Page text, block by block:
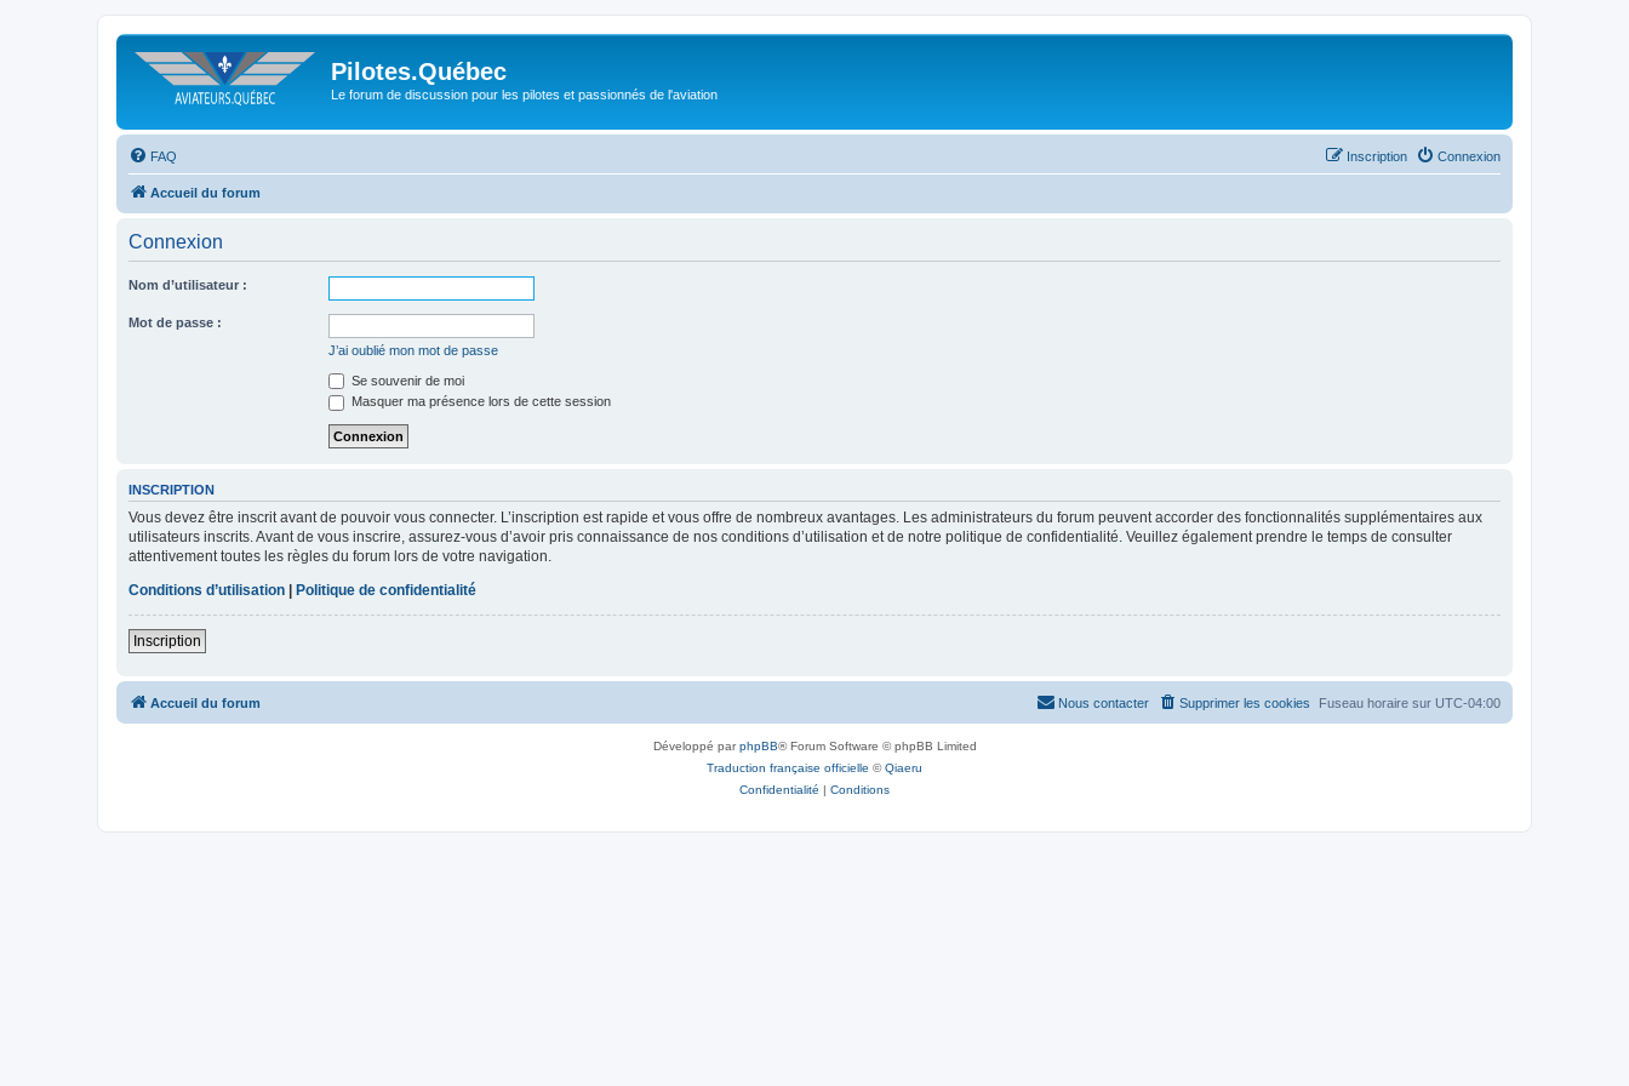
Pilotes.Québec
Le forum de discussion pour les pilotes et passionnés de l'aviation
FAQ Connexion
Inscription
Accueil du forum
Connexion
Nom d’utilisateur :
Mot de passe :
J’ai oublié mon mot de passe
Se souvenir de moi
Masquer ma présence lors de cette session
INSCRIPTION
Vous devez être inscrit avant de pouvoir vous connecter. L’inscription est rapide et vous offre de nombreux avantages. Les administrateurs du forum peuvent accorder des fonctionnalités supplémentaires aux
utilisateurs inscrits. Avant de vous inscrire, assurez-vous d’avoir pris connaissance de nos conditions d’utilisation et de notre politique de confidentialité. Veuillez également prendre le temps de consulter
attentivement toutes les règles du forum lors de votre navigation.
Conditions d’utilisation
Politique de confidentialité
Inscription
Accueil du forum Fuseau horaire sur UTC-04:00
Supprimer les cookies
Nous contacter
Développé parphpBB® Forum Software © phpBB Limited
Traduction française officielle ©Qiaeru
Confidentialité | Conditions